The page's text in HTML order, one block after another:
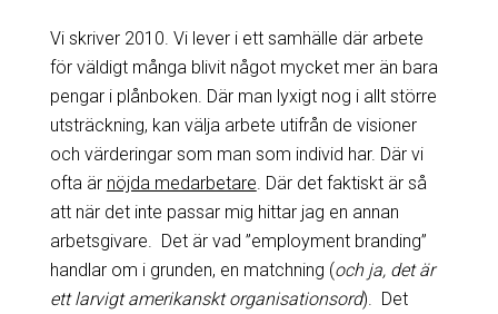
Vi skriver 2010. Vi lever i ett samhälle där arbete
för väldigt många blivit något mycket mer än bara
pengar i plånboken. Där man lyxigt nog i allt större
utsträckning, kan välja arbete utifrån de visioner
och värderingar som man som individ har. Där vi
ofta är nöjda medarbetare . Där det faktiskt är så
att när det inte passar mig hittar jag en annan
arbetsgivare. Det är vad ”employment branding”
handlar om i grunden, en matchning (och ja, det är
ett larvigt amerikanskt organisationsord). Det